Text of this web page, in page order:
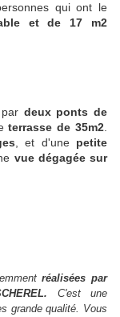
qui ont le
et de 17 m2
deux ponts de
terrasse de 35m2
, et d'une petite
vue dégagée sur
réalisées par
C'est une
grande qualité. Vous